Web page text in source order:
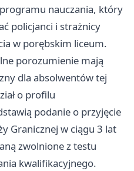
nauczania, który
policjanci i strażnicy
w porębskim liceum.
porozumienie mają
dla absolwentów tej
o profilu
podanie o przyjęcie
Granicznej w ciągu 3 lat
zwolnione z testu
kwalifikacyjnego.